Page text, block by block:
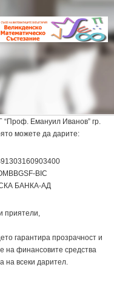
“Проф. Емануил Иванов” гр.
можете да дарите:
BIC
БАНКА-АД
приятели,
гарантира прозрачност и
на финансовите средства
на всеки дарител.